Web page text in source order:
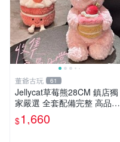
董爺古玩 61
Jellycat草莓熊28CM 鎮店獨
家嚴選 全套配備完整 高品質
收藏好物 紋章 玩具熊 定制熊
$1,660